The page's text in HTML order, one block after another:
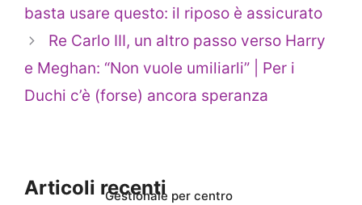
basta usare questo: il riposo è assicurato
Re Carlo III, un altro passo verso Harry
e Meghan: “Non vuole umiliarli” | Per i
Duchi c’è (forse) ancora speranza
Articoli recentiGestionale per centro